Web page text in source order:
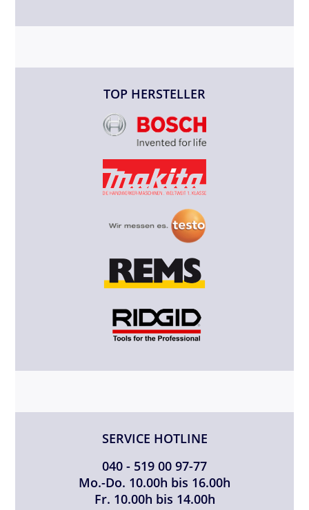
TOP HERSTELLER
SERVICE HOTLINE
040 - 519 00 97-77
Mo.-Do. 10.00h bis 16.00h
Fr. 10.00h bis 14.00h